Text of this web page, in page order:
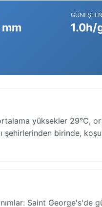
1.0h/
yüksekler 29°C,
birinde,
Saint George's'de